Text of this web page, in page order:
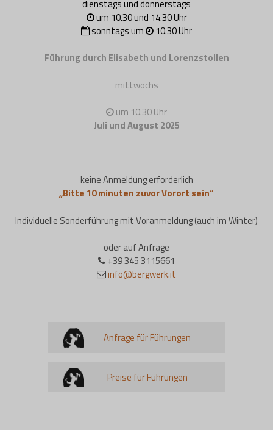
dienstags und donnerstags
um 10.30 und 14.30 Uhr
sonntags um
10.30 Uhr
Führung durch Elisabeth und Lorenzstollen
mittwochs
um 10.30 Uhr
Juli und August 2025
keine Anmeldung erforderlich
„Bitte 10 minuten zuvor Vorort sein“
Individuelle Sonderführung mit Voranmeldung (auch im Winter)
oder auf Anfrage
+39 345 3115661
info@bergwerk.it
Anfrage für Führungen
Preise für Führungen